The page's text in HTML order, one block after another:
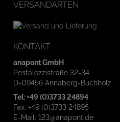
VERSANDARTEN
KONTAKT
anapont GmbH
Pestalozzistraße 32-34
D-09456 Annaberg-Buchholz
Tel: +49 (0)3733 24894
Fax: +49 (0)3733 24895
E-Mail: 123@anapont.de